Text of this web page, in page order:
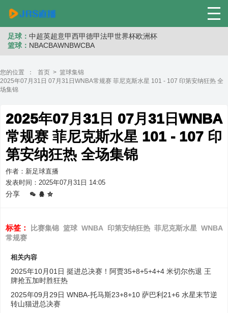
足球： 中超英超意甲西甲德甲法甲世界杯欧洲杯
篮球： NBACBAWNBWCBA
您的位置 ： 首页 > 篮球集锦
2025年07月31日 07月31日WNBA常规赛 菲尼克斯水星 101 - 107 印第安纳狂热 全
场集锦
2025年07月31日 07月31日WNBA
常规赛 菲尼克斯水星 101 - 107 印
第安纳狂热 全场集锦
作者：新足球直播
发表时间：2025年07月31日 14:05
分享
标签： 比赛集锦 篮球 WNBA 印第安纳狂热 菲尼克斯水星 WNBA
常规赛
相关内容
2025年10月01日 挺进总决赛！阿贾35+8+5+4+4 米切尔伤退 王
牌抢五加时胜狂热
2025年09月29日 WNBA-托马斯23+8+10 萨巴利21+6 水星末节逆
转山猫进总决赛